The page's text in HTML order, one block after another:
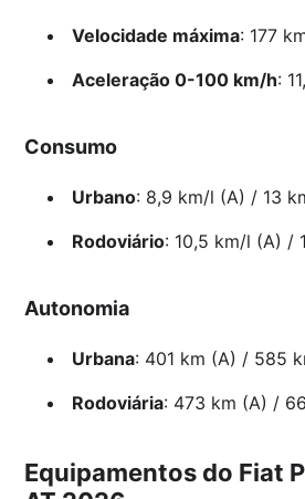
Velocidade máxima: 177
Aceleração 0-100 km/h:
Consumo
Urbano: 8,9 km/l (A) / 13
Rodoviário: 10,5 km/l (A) /
Autonomia
Urbana: 401 km (A) / 585
Rodoviária: 473 km (A) /
Equipamentos do Fiat